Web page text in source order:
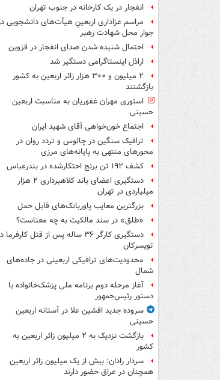
انفجار در یک کارخانه در جنوب تهران
مراسم عزاداری اربعینِ هیأت‌های دانشجویی
جوار محل شهادت رهبر
احتمال شنیده شدن صدای انفجار در قزوین
اراذل اینستاگرامی دستگیر شد
۲ میلیون و ۳۰۰ هزار زائر اربعین به کشور
بازگشتند
استوری مهران غفوریان به مناسبت اربعین
حسینی
اجتماع خون‌خواهی آقای شهید ایران
ترافیک سنگین در چالوس و تردد روان در
محورهای منتهی به پایانه‌های مرزی
کشف ۱۹۲ تن برنج احتکارشده در بندرعباس
دستگیری اعضای باند کلاهبرداری ۲ هزار
میلیاردی در تهران
بزرگترین معایب پاوربانک‌های قابل حمل
«طلق» در سند مالکیت به چه معناست؟
دستگیری کارگر ۳۶ ساله پس از قتل کارفرما
تویسرکان
محدودیت‌های ترافیکی اربعینی در جاده‌های
شمال‌
آغاز مرحله دوم برنامه ملی پزشک‌خانواده با
دستور رئیس‌جمهور
سروده جدید افشین علا در آستانه اربعین
حسینی
بازگشت نزدیک به ۲ میلیون زائر اربعین به
کشور
سردار رادان: بیش از یک میلیون زائر اربعین
همچنان در عراق حضور دارند